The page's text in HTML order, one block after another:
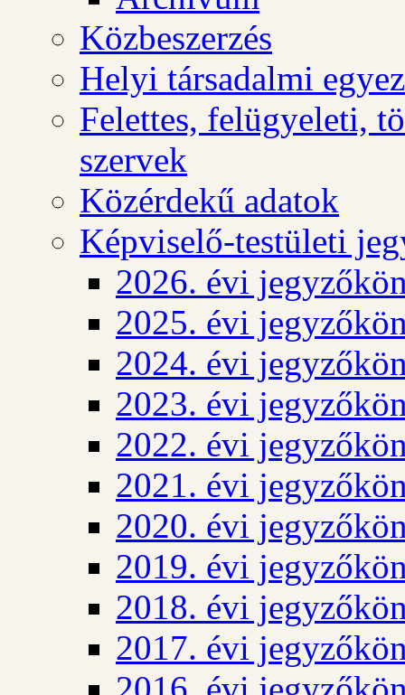
Közbeszerzés
Helyi társadalmi
Felettes, felügyeleti,
szervek
Közérdekű adatok
Képviselő-testületi
2026. évi
2025. évi
2024. évi
2023. évi
2022. évi
2021. évi
2020. évi
2019. évi
2018. évi
2017. évi